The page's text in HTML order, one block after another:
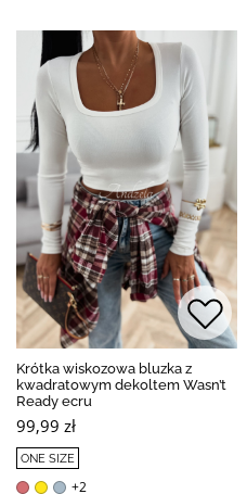
Krótka wiskozowa bluzka z
kwadratowym dekoltem Wasn’t
Ready ecru
99,99 zł
ONE SIZE
+2